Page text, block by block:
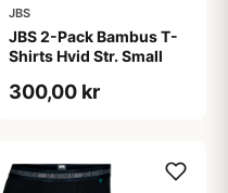
JBS
JBS 2-Pack Bambus T-
Shirts Hvid Str. Small
300,00 kr